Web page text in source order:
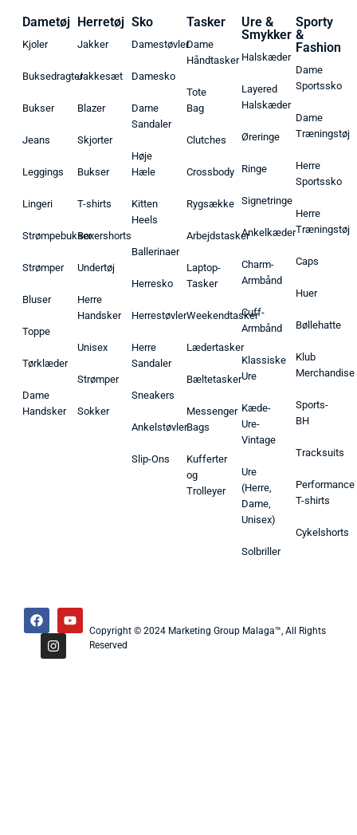
Dametøj
Kjoler
Buksedragter
Bukser
Jeans
Leggings
Lingeri
Strømpebukser
Strømper
Bluser
Toppe
Tørklæder
Dame
Handsker
Herretøj
Jakker
Jakkesæt
Blazer
Skjorter
Bukser
T-shirts
Boxershorts
Undertøj
Herre
Handsker
Unisex
Strømper
Sokker
Sko
Damestøvler
Damesko
Dame
Sandaler
Høje
Hæle
Kitten
Heels
Ballerinaer
Herresko
Herrestøvler
Herre
Sandaler
Sneakers
Ankelstøvler
Slip-Ons
Tasker
Dame
Håndtasker
Tote
Bag
Clutches
Crossbody
Rygsække
Arbejdstasker
Laptop-
Tasker
Weekendtasker
Lædertasker
Bæltetasker
Messenger
Bags
Kufferter
og
Trolleyer
Ure &
Smykker
Halskæder
Layered
Halskæder
Øreringe
Ringe
Signetringe
Ankelkæder
Charm-
Armbånd
Cuff-
Armbånd
Klassiske
Ure
Kæde-
Ure-
Vintage
Ure
(Herre,
Dame,
Unisex)
Solbriller
Sporty
&
Fashion
Dame
Sportssko
Dame
Træningstøj
Herre
Sportssko
Herre
Træningstøj
Caps
Huer
Bøllehatte
Klub
Merchandise
Sports-
BH
Tracksuits
Performance
T-shirts
Cykelshorts
Copyright © 2024 Marketing Group Malaga™, All Rights
Reserved